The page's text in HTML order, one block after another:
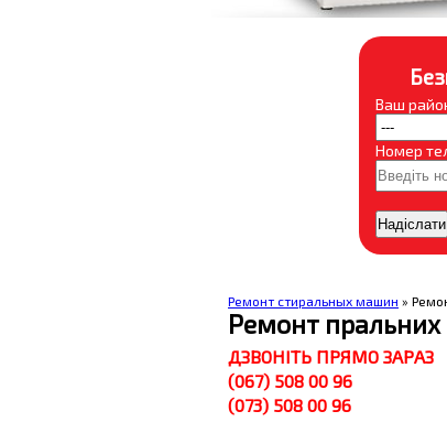
Ваш
Номер
Ремонт стиральных машин »
Ремонт
ДЗВОНІТЬ ПРЯМО ЗАРАЗ
(067) 508 00 96
(073) 508 00 96